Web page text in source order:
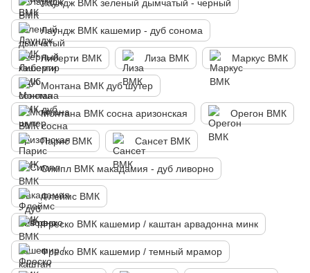
Лаундж ВМК зеленый дымчатый - черный
Лаундж ВМК кашемир - дуб сонома
Либерти ВМК Лиза ВМК Маркус ВМК
Монтана ВМК дуб шутер
Монтана ВМК сосна аризонская Орегон ВМК
Парис ВМК Сансет ВМК
Симпл ВМК макадамия - дуб ливорно
Флеймс ВМК
Фреско ВМК кашемир / каштан арвадонна минк
Фреско ВМК кашемир / темный мрамор